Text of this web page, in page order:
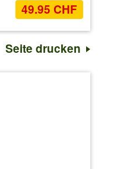
49.95 CHF
Seite drucken